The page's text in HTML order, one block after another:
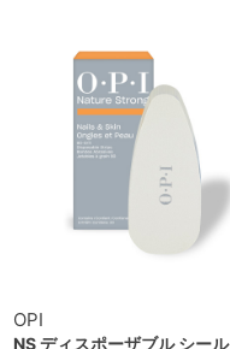
OPI
NS ディスポーザブル シール